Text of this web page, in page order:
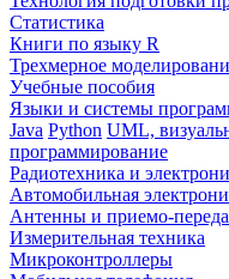
Статистика
Книги по языку R
Трехмерное
Учебные пособия
Языки и системы
Java Python UML,
программирование
Радиотехника и
Автомобильная
Антенны и приемо-
Измерительная техника
Микроконтроллеры